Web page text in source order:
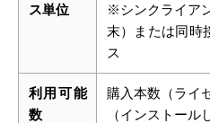
ス単位
※シンクライア
末）または同時
ス
利用可能
数
購入本数（ライ
（インストール